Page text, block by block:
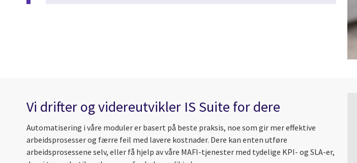
Vi drifter og videreutvikler IS Suite for dere
Automatisering i våre moduler er basert på beste praksis, noe som gir mer effektive
arbeidsprosesser og færre feil med lavere kostnader. Dere kan enten utføre
arbeidsprosessene selv, eller få hjelp av våre MAFI-tjenester med tydelige KPI- og SLA-er,